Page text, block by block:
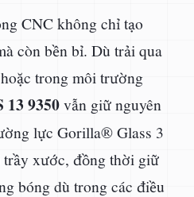
CNC không chỉ tạo
còn bền bỉ. Dù trải qua
trong môi trường
13 9350vẫn giữ nguyên
lực Gorilla® Glass 3
trầy xước, đồng thời giữ
bóng dù trong các điều